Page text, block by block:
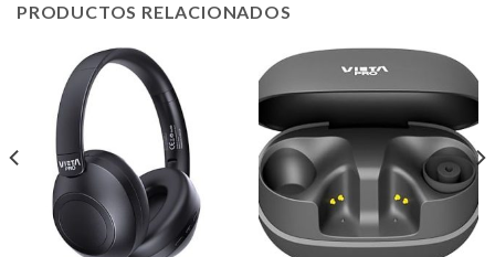
PRODUCTOS RELACIONADOS